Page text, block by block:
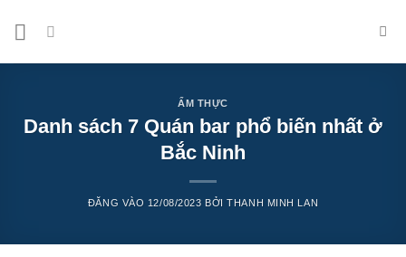
ẨM THỰC
Danh sách 7 Quán bar phổ biến nhất ở
Bắc Ninh
ĐĂNG VÀO 12/08/2023 BỞITHANH MINH LAN